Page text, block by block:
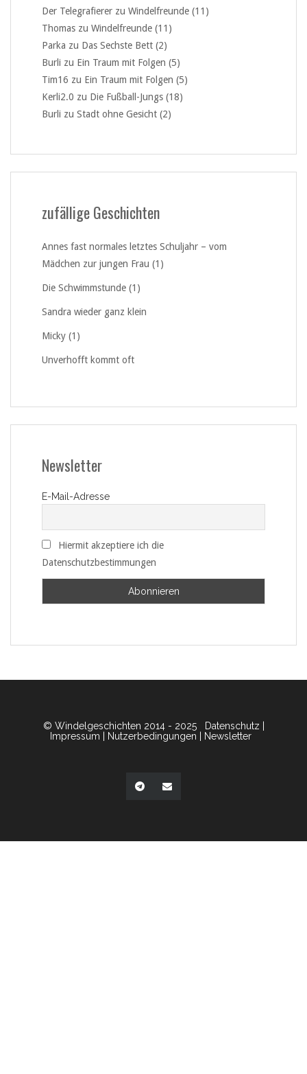
Der Telegrafierer zu Windelfreunde (11)
Thomas zu Windelfreunde (11)
Parka zu Das Sechste Bett (2)
Burli zu Ein Traum mit Folgen (5)
Tim16 zu Ein Traum mit Folgen (5)
Kerli2.0 zu Die Fußball-Jungs (18)
Burli zu Stadt ohne Gesicht (2)
zufällige Geschichten
Annes fast normales letztes Schuljahr – vom
Mädchen zur jungen Frau (1)
Die Schwimmstunde (1)
Sandra wieder ganz klein
Micky (1)
Unverhofft kommt oft
Newsletter
E-Mail-Adresse
Hiermit akzeptiere ich die
Datenschutzbestimmungen
© Windelgeschichten 2014 - 2025 Datenschutz
Impressum
Nutzerbedingungen Newsletter